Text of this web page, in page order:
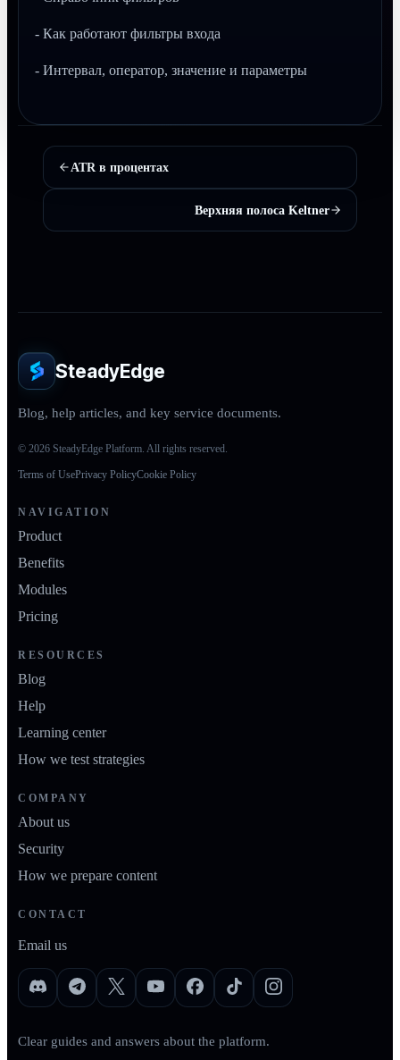
- Как работают фильтры входа
- Интервал, оператор, значение и параметры
ATR в процентах
Верхняя полоса Keltner
SteadyEdge
Blog, help articles, and key service documents.
© 2026 SteadyEdge Platform. All rights reserved.
Terms of UsePrivacy PolicyCookie Policy
NAVIGATION
Product
Benefits
Modules
Pricing
RESOURCES
Blog
Help
Learning center
How we test strategies
COMPANY
About us
Security
How we prepare content
CONTACT
Email us
Clear guides and answers about the platform.